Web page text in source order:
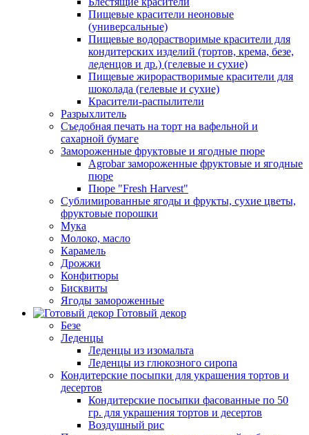
Пищевые красители неоновые
(универсальные)
Пищевые водорастворимые красители для
кондитерских изделий (тортов, крема, безе,
леденцов и др.) (гелевые и сухие)
Пищевые жирорастворимые красители для
шоколада (гелевые и сухие)
Красители-распылители
Разрыхлитель
Съедобная печать на торт на вафельной и
сахарной бумаге
Замороженные фруктовые и ягодные пюре
Agrobar замороженные фруктовые и ягодные
пюре
Пюре "Fresh Harvest"
Сублимированные ягоды и фрукты, сухие цветы,
фруктовые порошки
Мука
Молоко, масло
Карамель
Дрожжи
Конфитюры
Бисквиты
Ягоды замороженные
Готовый декор
Безе
Леденцы
Леденцы из изомальта
Леденцы из глюкозного сиропа
Кондитерские посыпки для украшения тортов и
десертов
Кондитерские посыпки фасованные по 50
гр. для украшения тортов и десертов
Воздушный рис